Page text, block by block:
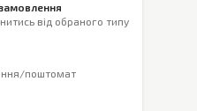
від обраного типу
поштомат